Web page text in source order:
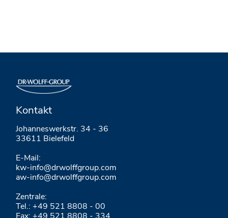
Kontakt
Johanneswerkstr. 34 - 36
33611 Bielefeld
E-Mail:
kw-info@drwolffgroup.com
aw-info@drwolffgroup.com
Zentrale:
Tel.: +49 521 8808 - 00